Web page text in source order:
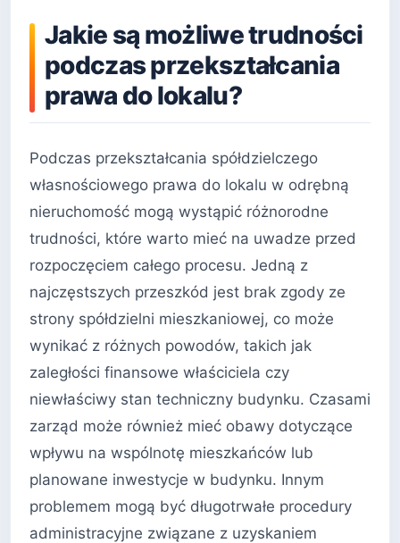
Jakie są możliwe trudności
podczas przekształcania
prawa do lokalu?
Podczas przekształcania spółdzielczego
własnościowego prawa do lokalu w odrębną
nieruchomość mogą wystąpić różnorodne
trudności, które warto mieć na uwadze przed
rozpoczęciem całego procesu. Jedną z
najczęstszych przeszkód jest brak zgody ze
strony spółdzielni mieszkaniowej, co może
wynikać z różnych powodów, takich jak
zaległości finansowe właściciela czy
niewłaściwy stan techniczny budynku. Czasami
zarząd może również mieć obawy dotyczące
wpływu na wspólnotę mieszkańców lub
planowane inwestycje w budynku. Innym
problemem mogą być długotrwałe procedury
administracyjne związane z uzyskaniem